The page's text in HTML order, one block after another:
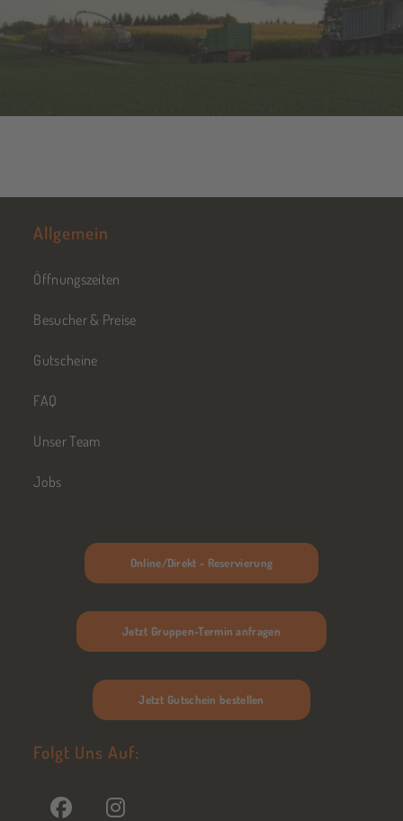
Allgemein
Öffnungszeiten
Besucher & Preise
Gutscheine
FAQ
Unser Team
Jobs
Online/Direkt - Reservierung
Jetzt Gruppen-Termin anfragen
Jetzt Gutschein bestellen
Folgt Uns Auf: